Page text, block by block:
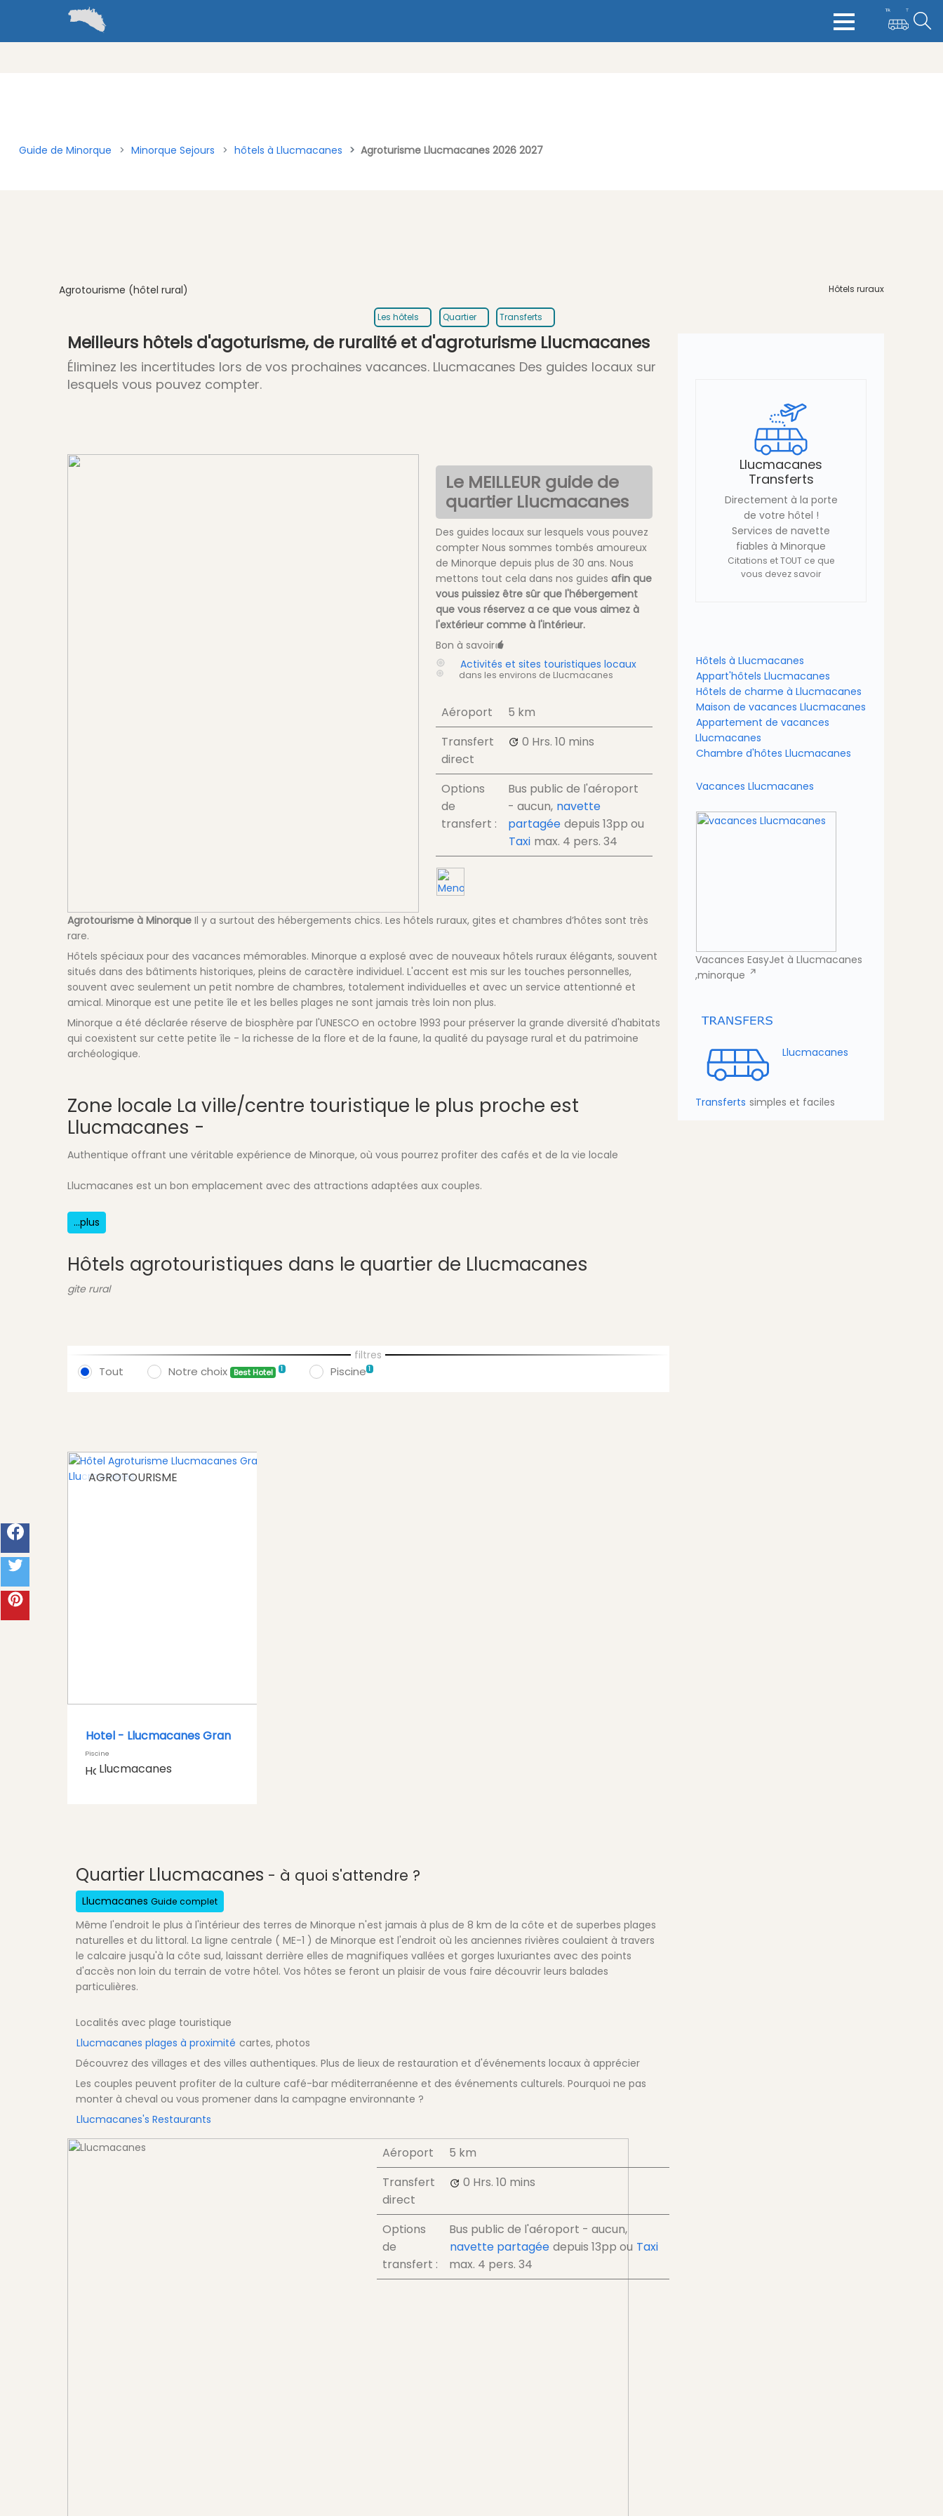
Guide de Minorque Minorque Sejours hôtels à Llucmacanes Agroturisme Llucmacanes 2026 2027
Agrotourisme (hôtel rural) Hôtels ruraux
Les hôtels Quartier Transferts
Meilleurs hôtels d'agoturisme, de ruralité et d'agroturisme Llucmacanes
Éliminez les incertitudes lors de vos prochaines vacances. Llucmacanes Des guides locaux sur
lesquels vous pouvez compter.
Le MEILLEUR guide de
quartier Llucmacanes
Des guides locaux sur lesquels vous pouvez
compter Nous sommes tombés amoureux
de Minorque depuis plus de 30 ans. Nous
mettons tout cela dans nos guides afin que
vous puissiez être sûr que l'hébergement
que vous réservez a ce que vous aimez à
l'extérieur comme à l'intérieur.
Bon à savoir
Activités et sites touristiques locaux
dans les environs de Llucmacanes
Aéroport
5 km
Transfert
direct
0 Hrs. 10 mins
Options
de
transfert :
Bus public de l'aéroport
- aucun, navette
partagée depuis 13pp ou
Taxi max. 4 pers. 34
Agrotourisme à Minorque Il y a surtout des hébergements chics. Les hôtels ruraux, gites et chambres d’hôtes sont très
rare.
Hôtels spéciaux pour des vacances mémorables. Minorque a explosé avec de nouveaux hôtels ruraux élégants, souvent
situés dans des bâtiments historiques, pleins de caractère individuel. L'accent est mis sur les touches personnelles,
souvent avec seulement un petit nombre de chambres, totalement individuelles et avec un service attentionné et
amical. Minorque est une petite île et les belles plages ne sont jamais très loin non plus.
Minorque a été déclarée réserve de biosphère par l'UNESCO en octobre 1993 pour préserver la grande diversité d'habitats
qui coexistent sur cette petite île - la richesse de la flore et de la faune, la qualité du paysage rural et du patrimoine
archéologique.
Zone locale La ville/centre touristique le plus proche est
Llucmacanes -
Authentique offrant une véritable expérience de Minorque, où vous pourrez profiter des cafés et de la vie locale
Llucmacanes est un bon emplacement avec des attractions adaptées aux couples.
...plus
Hôtels agrotouristiques dans le quartier de Llucmacanes
gite rural
filtres
Tout Notre choix Best Hotel 1 Piscine 1
AGROTOURISME
Hotel - Llucmacanes Gran
Piscine
Llucmacanes
Quartier Llucmacanes - à quoi s'attendre ?
Llucmacanes Guide complet
Même l'endroit le plus à l'intérieur des terres de Minorque n'est jamais à plus de 8 km de la côte et de superbes plages
naturelles et du littoral. La ligne centrale ( ME-1 ) de Minorque est l'endroit où les anciennes rivières coulaient à travers
le calcaire jusqu'à la côte sud, laissant derrière elles de magnifiques vallées et gorges luxuriantes avec des points
d'accès non loin du terrain de votre hôtel. Vos hôtes se feront un plaisir de vous faire découvrir leurs balades
particulières.
Localités avec plage touristique
Llucmacanes plages à proximité cartes, photos
Découvrez des villages et des villes authentiques. Plus de lieux de restauration et d'événements locaux à apprécier
Les couples peuvent profiter de la culture café-bar méditerranéenne et des événements culturels. Pourquoi ne pas
monter à cheval ou vous promener dans la campagne environnante ?
Llucmacanes's Restaurants
Aéroport
5 km
Transfert
direct
0 Hrs. 10 mins
Options
de
transfert :
Bus public de l'aéroport - aucun,
navette partagée depuis 13pp ou Taxi
max. 4 pers. 34
Llucmacanes
Transferts
Directement à la porte
de votre hôtel !
Services de navette
fiables à Minorque
Citations et TOUT ce que
vous devez savoir
Hôtels à Llucmacanes
Appart'hôtels Llucmacanes
Hôtels de charme à Llucmacanes
Maison de vacances Llucmacanes
Appartement de vacances
Llucmacanes
Chambre d'hôtes Llucmacanes
Vacances Llucmacanes
Vacances EasyJet à Llucmacanes
,minorque
Llucmacanes
Transferts simples et faciles